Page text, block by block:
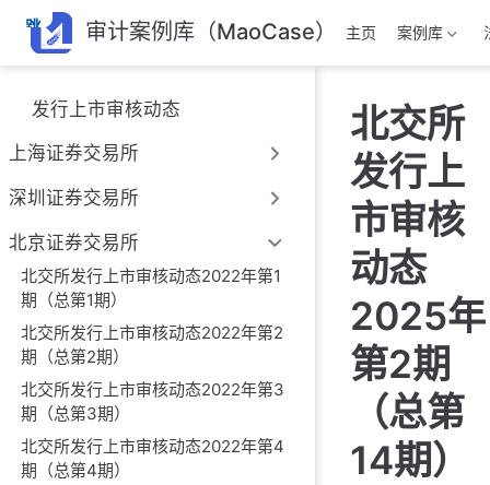
跳
至
主
要
內
容
审计案例库（MaoCase） 主页 案例库
发行上市审核动态
上海证券交易所
深圳证券交易所
北京证券交易所
北交所发行上市审核动态2022年第1
期（总第1期）
北交所发行上市审核动态2022年第2
期（总第2期）
北交所发行上市审核动态2022年第3
期（总第3期）
北交所发行上市审核动态2022年第4
期（总第4期）
北交所
发行上
市审核
动态
2025年
第2期
（总第
14期）